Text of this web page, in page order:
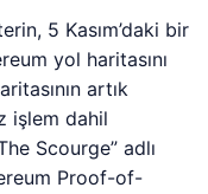
5 Kasım’daki bir
yol haritasını
artık
işlem dahil
Scourge” adlı
Proof-of-